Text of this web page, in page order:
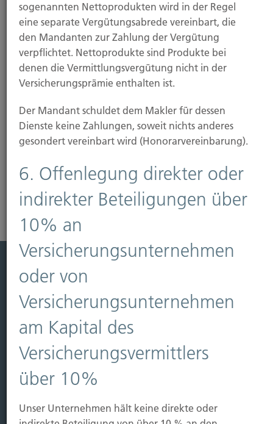
Tel.: 0211-490066
Fax:
0211-4911125
brueck@brueckkg.de
Das Unternehmen
Erfahren Sie mehr über die Hubert Brück KG. Ihr Partner
seit 1903.
Mehr erfahren
Leistung
Leben
Sichern
Immobilien Vers.
Kauf Grundstück
Baufertigstellung/Hauskauf
sogenannten Nettoprodukten wird in der Regel
eine separate Vergütungsabrede vereinbart, die
den Mandanten zur Zahlung der Vergütung
verpflichtet. Nettoprodukte sind Produkte bei
denen die Vermittlungsvergütung nicht in der
Versicherungsprämie enthalten ist.
Der Mandant schuldet dem Makler für dessen
Dienste keine Zahlungen, soweit nichts anderes
gesondert vereinbart wird (Honorarvereinbarung).
6. Offenlegung direkter oder
indirekter Beteiligungen über
10% an
Versicherungsunternehmen
oder von
Versicherungsunternehmen
am Kapital des
Versicherungsvermittlers
über 10%
Unser Unternehmen hält keine direkte oder